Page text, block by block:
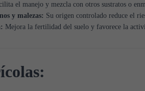
el manejo y mezcla con otros sustratos o
y malezas: Su origen controlado reduce el
Mejora la fertilidad del suelo y favorece la